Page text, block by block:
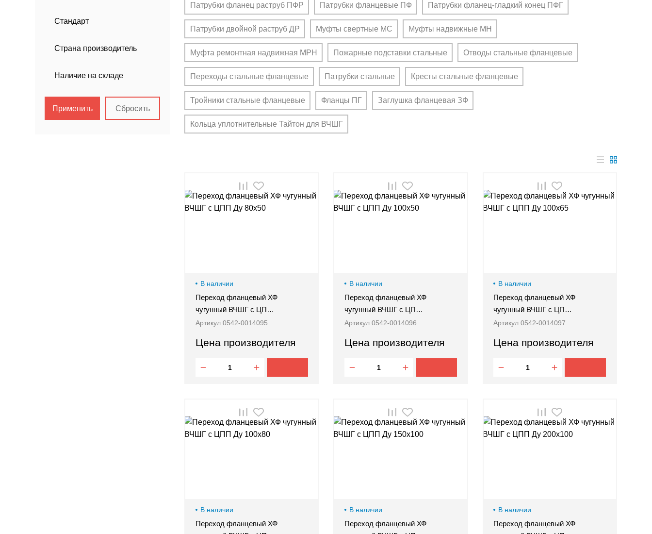
Стандарт
Страна производитель
Наличие на складе
Применить Сбросить
Патрубки фланец раструб ПФР Патрубки фланцевые ПФ Патрубки фланец-гладкий конец ПФГ
Патрубки двойной раструб ДР Муфты свертные МС Муфты надвижные МН
Муфта ремонтная надвижная МРН Пожарные подставки стальные Отводы стальные фланцевые
Переходы стальные фланцевые Патрубки стальные Кресты стальные фланцевые
Тройники стальные фланцевые Фланцы ПГ Заглушка фланцевая ЗФ
Кольца уплотнительные Тайтон для ВЧШГ
В наличии
Переход фланцевый ХФ
чугунный ВЧШГ с ЦП…
Артикул 0542-0014095
Цена производителя
В наличии
Переход фланцевый ХФ
чугунный ВЧШГ с ЦП…
Артикул 0542-0014096
Цена производителя
В наличии
Переход фланцевый ХФ
чугунный ВЧШГ с ЦП…
Артикул 0542-0014097
Цена производителя
В наличии
Переход фланцевый ХФ
В наличии
Переход фланцевый ХФ
В наличии
Переход фланцевый ХФ